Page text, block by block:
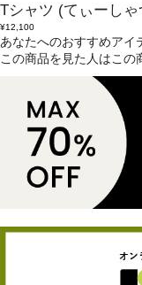
Tシャツ (てぃーしゃ
¥12,100
あなたへのおすすめアイ
この商品を見た人はこの